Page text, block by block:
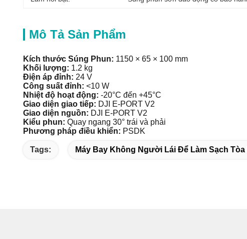
Mô Tả Sản Phẩm
Kích thước Súng Phun: 1150 × 65 × 100 mm
Khối lượng: 1.2 kg
Điện áp đỉnh: 24 V
Công suất đỉnh: <10 W
Nhiệt độ hoạt động: -20°C đến +45°C
Giao diện giao tiếp: DJI E-PORT V2
Giao diện nguồn: DJI E-PORT V2
Kiểu phun: Quay ngang 30° trái và phải
Phương pháp điều khiển: PSDK
Tags: Máy Bay Không Người Lái Để Làm Sạch Tòa